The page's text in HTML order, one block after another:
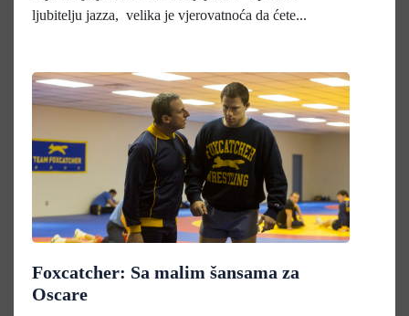
ljubitelju jazza, velika je vjerovatnoća da ćete...
Foxcatcher: Sa malim šansama za
Oscare